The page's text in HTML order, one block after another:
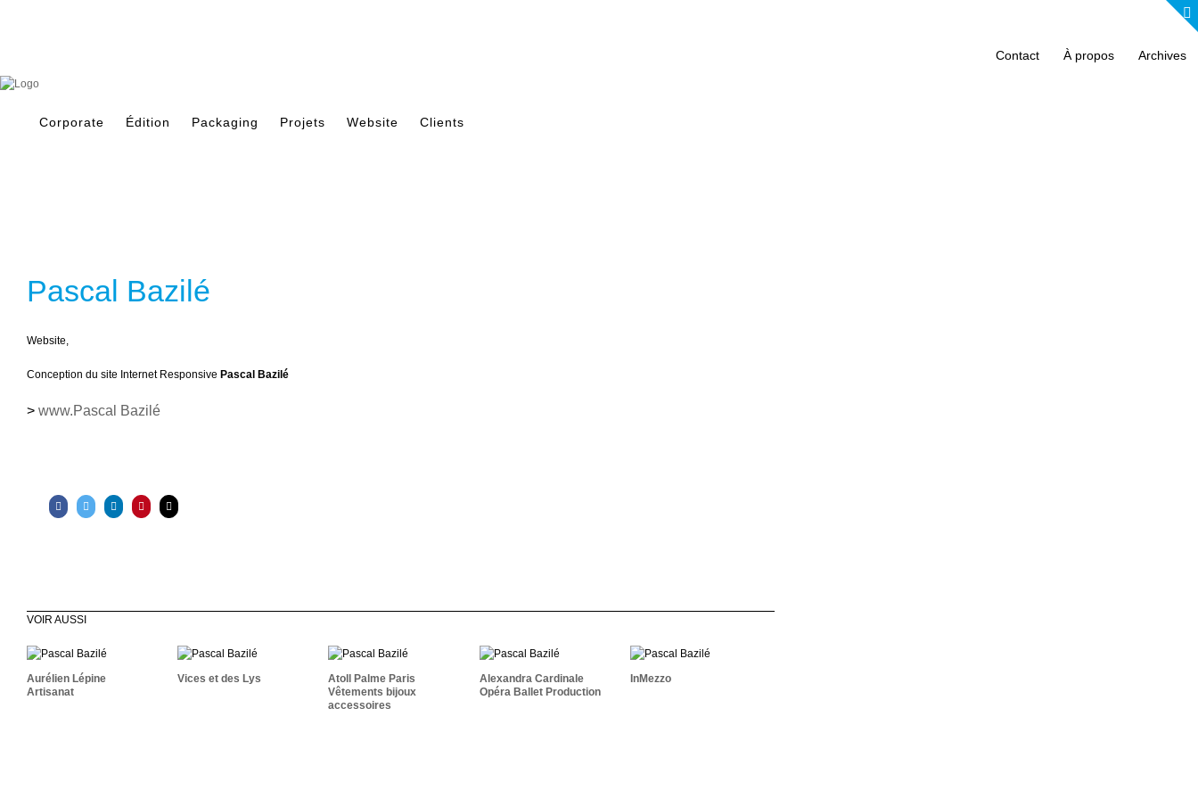
Contact À propos Archives
Corporate Édition Packaging Projets Website Clients
Pascal Bazilé
Website,
Conception du site Internet Responsive Pascal Bazilé
> www.Pascal Bazilé
VOIR AUSSI
Aurélien Lépine
Aurélien Lépine
Artisanat
Vices Et Des Lys
Vices et des Lys
Vêtements Bijoux
Accessoires
Atoll Palme Paris
Vêtements bijoux
accessoires
Opéra Ballet
Production
Alexandra Cardinale
Opéra Ballet Production
InMezzo
InMezzo